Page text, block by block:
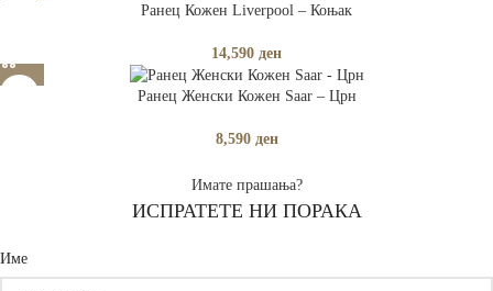
Ранец Кожен Liverpool – Коњак
14,590 ден
Ранец Женски Кожен Saar – Црн
8,590 ден
Имате прашања?
ИСПРАТЕТЕ НИ ПОРАКА
Име